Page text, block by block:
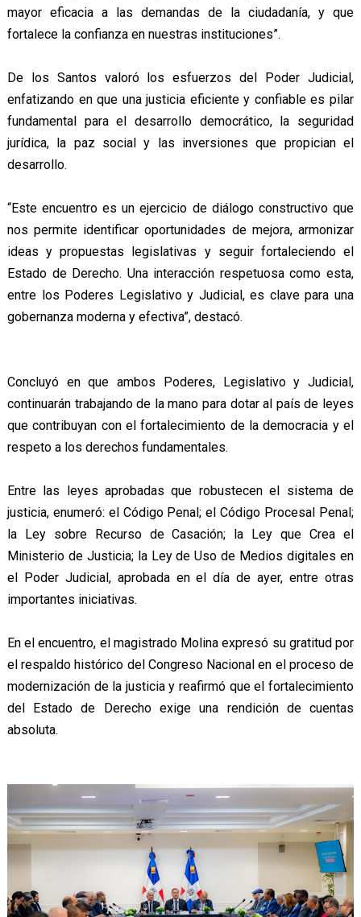
mayor eficacia a las demandas de la ciudadanía, y que
fortalece la confianza en nuestras instituciones”.
De los Santos valoró los esfuerzos del Poder Judicial,
enfatizando en que una justicia eficiente y confiable es pilar
fundamental para el desarrollo democrático, la seguridad
jurídica, la paz social y las inversiones que propician el
desarrollo.
“Este encuentro es un ejercicio de diálogo constructivo que
nos permite identificar oportunidades de mejora, armonizar
ideas y propuestas legislativas y seguir fortaleciendo el
Estado de Derecho. Una interacción respetuosa como esta,
entre los Poderes Legislativo y Judicial, es clave para una
gobernanza moderna y efectiva”, destacó.
Concluyó en que ambos Poderes, Legislativo y Judicial,
continuarán trabajando de la mano para dotar al país de leyes
que contribuyan con el fortalecimiento de la democracia y el
respeto a los derechos fundamentales.
Entre las leyes aprobadas que robustecen el sistema de
justicia, enumeró: el Código Penal; el Código Procesal Penal;
la Ley sobre Recurso de Casación; la Ley que Crea el
Ministerio de Justicia; la Ley de Uso de Medios digitales en
el Poder Judicial, aprobada en el día de ayer, entre otras
importantes iniciativas.
En el encuentro, el magistrado Molina expresó su gratitud por
el respaldo histórico del Congreso Nacional en el proceso de
modernización de la justicia y reafirmó que el fortalecimiento
del Estado de Derecho exige una rendición de cuentas
absoluta.